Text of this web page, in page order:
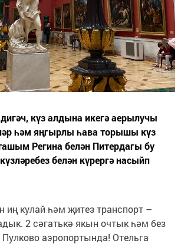
күз алдына икегә аерылучы
һәм яңгырлы һава торышы күз
Регина белән Питердагы бу
белән күрергә насыйп
иң кулай һәм җитез транспорт –
2 сәгатькә якын очтык һәм без
аэропортында! Отельга